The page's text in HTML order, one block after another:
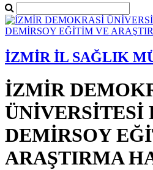
İZMİR İL SAĞLIK
İZMİR
ÜNİVERSİTESİ
DEMİRSOY
ARAŞTIRMA